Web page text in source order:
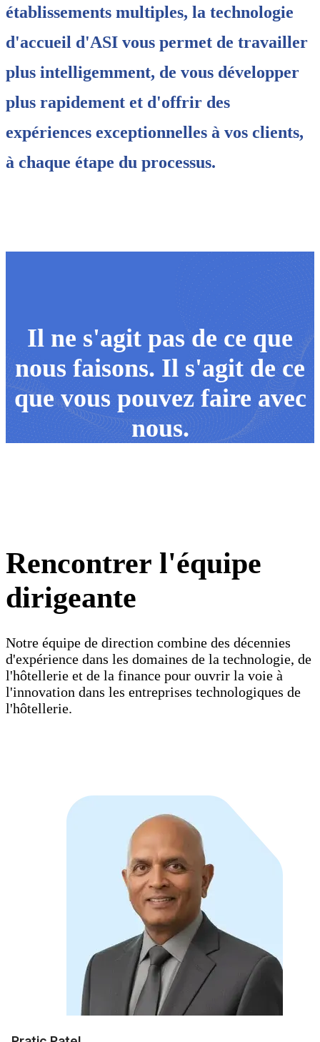
établissements multiples, la technologie
d'accueil d'ASI vous permet de travailler
plus intelligemment, de vous développer
plus rapidement et d'offrir des
expériences exceptionnelles à vos clients,
à chaque étape du processus.
Il ne s'agit pas de ce que
nous faisons. Il s'agit de ce
que vous pouvez faire avec
nous.
Rencontrer l'équipe
dirigeante
Notre équipe de direction combine des décennies
d'expérience dans les domaines de la technologie, de
l'hôtellerie et de la finance pour ouvrir la voie à
l'innovation dans les entreprises technologiques de
l'hôtellerie.